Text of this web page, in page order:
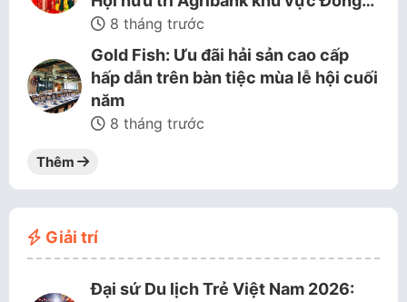
8 tháng trước
Gold Fish: Ưu đãi hải sản cao cấp
hấp dẫn trên bàn tiệc mùa lễ hội cuối
năm
8 tháng trước
Thêm
Giải trí
Đại sứ Du lịch Trẻ Việt Nam 2026: